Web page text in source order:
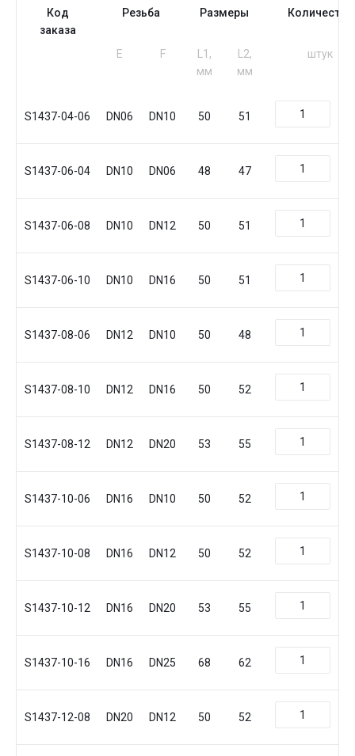
Код
заказа
Резьба Размеры Количество
Е F
L1,
мм
L2,
мм
штук
S1437-04-06 DN06 DN10 50 51
S1437-06-04 DN10 DN06 48 47
S1437-06-08 DN10 DN12 50 51
S1437-06-10 DN10 DN16 50 51
S1437-08-06 DN12 DN10 50 48
S1437-08-10 DN12 DN16 50 52
S1437-08-12 DN12 DN20 53 55
S1437-10-06 DN16 DN10 50 52
S1437-10-08 DN16 DN12 50 52
S1437-10-12 DN16 DN20 53 55
S1437-10-16 DN16 DN25 68 62
S1437-12-08 DN20 DN12 50 52